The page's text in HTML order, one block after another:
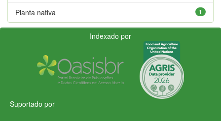
1
Planta nativa
Indexado por
Suportado por